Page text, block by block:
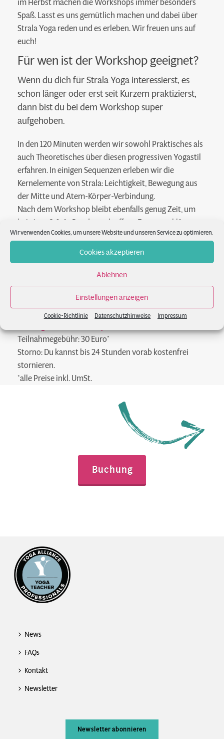
Wir verwenden Cookies, um unsere Website und unseren Service zu optimieren.
Cookies akzeptieren
Ablehnen
Einstellungen anzeigen
Cookie-Richtlinie Datenschutzhinweise Impressum
Spaß. Lasst es uns gemütlich machen und dabei über
Strala Yoga reden und es erleben. Wir freuen uns auf
euch!
Für wen ist der Workshop geeignet?
Wenn du dich für Strala Yoga interessierst, es
schon länger oder erst seit Kurzem praktizierst,
dann bist du bei dem Workshop super
aufgehoben.
In den 120 Minuten werden wir sowohl Praktisches als
auch Theoretisches über diesen progressiven Yogastil
erfahren. In einigen Sequenzen erleben wir die
Kernelemente von Strala: Leichtigkeit, Bewegung aus
der Mitte und Atem-Körper-Verbindung.
Nach dem Workshop bleibt ebenfalls genug Zeit, um
bei einer Q & A- Runde noch offene Fragen zu klären.
Der Workshop ist ebenfalls super für dich geeignet,
wenn du dich für unserStrala Yoga Intensive Training
(12.11./13.11.)interessierst und schon einmal etwas in
das Workshop-feeling „reinschnuppern“ möchtest.
Termin:24.9., 15-17 Uhr
Teilnahmegebühr: 30 Euro*
Storno: Du kannst bis 24 Stunden vorab kostenfrei
stornieren.
*alle Preise inkl. UmSt.
Buchung
News
FAQs
Kontakt
Newsletter
Newsletter abonnieren